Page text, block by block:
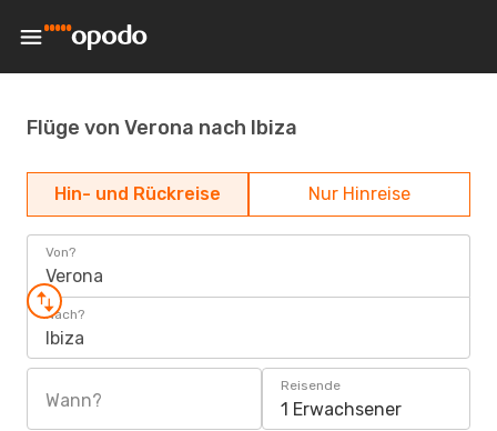
Flüge von Verona nach Ibiza
Hin- und Rückreise Nur Hinreise
Von?
Verona
Nach?
Ibiza
Wann?
Reisende
1 Erwachsener